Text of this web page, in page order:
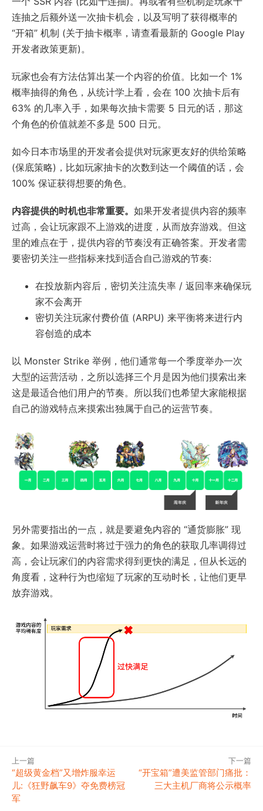
连抽之后额外送一次抽卡机会，以及写明了获得概率的
“开箱” 机制 (关于抽卡概率，请查看最新的 Google Play
开发者政策更新)。
玩家也会有方法估算出某一个内容的价值。比如一个 1%
概率抽得的角色，从统计学上看，会在 100 次抽卡后有
63% 的几率入手，如果每次抽卡需要 5 日元的话，那这
个角色的价值就差不多是 500 日元。
如今日本市场里的开发者会提供对玩家更友好的供给策略
(保底策略)，比如玩家抽卡的次数到达一个阈值的话，会
100% 保证获得想要的角色。
内容提供的时机也非常重要。 如果开发者提供内容的频率
过高，会让玩家跟不上游戏的进度，从而放弃游戏。但这
里的难点在于，提供内容的节奏没有正确答案。开发者需
要密切关注一些指标来找到适合自己游戏的节奏:
在投放新内容后，密切关注流失率 / 返回率来确保玩
家不会离开
密切关注玩家付费价值 (ARPU) 来平衡将来进行内
容创造的成本
以 Monster Strike 举例，他们通常每一个季度举办一次
大型的运营活动，之所以选择三个月是因为他们摸索出来
这是最适合他们用户的节奏。所以我们也希望大家能根据
自己的游戏特点来摸索出独属于自己的运营节奏。
另外需要指出的一点，就是要避免内容的 “通货膨胀” 现
象。如果游戏运营时将过于强力的角色的获取几率调得过
高，会让玩家们的内容需求得到更快的满足，但从长远的
角度看，这种行为也缩短了玩家的互动时长，让他们更早
放弃游戏。
上一篇
“超级黄金档”又增炸服幸运
儿:《狂野飙车9》夺免费榜冠
军
下一篇
“开宝箱”遭美监管部门痛批：
三大主机厂商将公示概率